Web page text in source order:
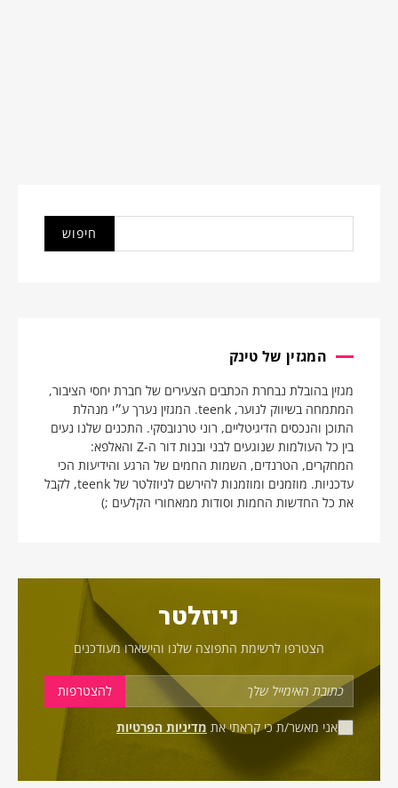
המגזין של טינק
מגזין בהובלת נבחרת הכתבים הצעירים של חברת יחסי הציבור,
המתמחה בשיווק לנוער, teenk. המגזין נערך ע״י מנהלת
התוכן והנכסים הדיגיטליים, רוני טרנובסקי. התכנים שלנו נעים
בין כל העולמות שנוגעים לבני ובנות דור ה-Z והאלפא:
המחקרים, הטרנדים, השמות החמים של הרגע והידיעות הכי
עדכניות. מוזמנים ומוזמנות להירשם לניוזלטר של teenk, לקבל
את כל החדשות החמות וסודות ממאחורי הקלעים ;)
ניוזלטר
הצטרפו לרשימת התפוצה שלנו והישארו מעודכנים
אני מאשר/ת כי קראתי את מדיניות הפרטיות